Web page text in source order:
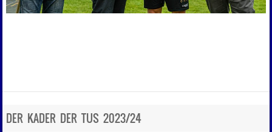
DER KADER DER TUS 2023/24